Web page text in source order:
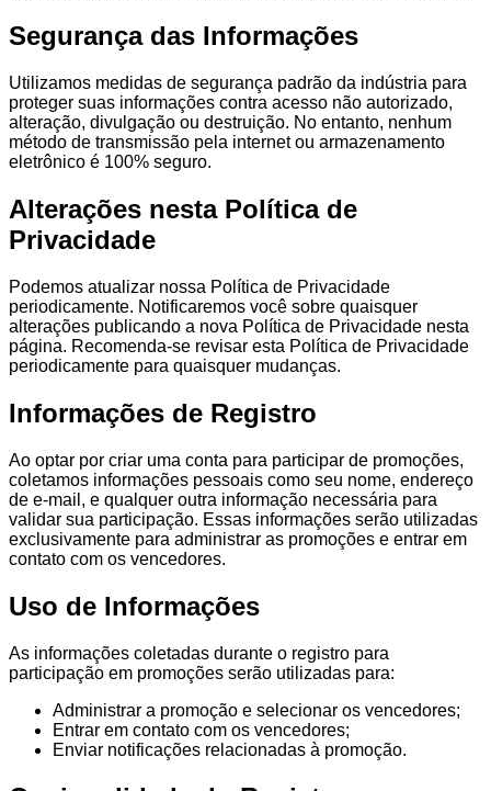
Segurança das Informações
Utilizamos medidas de segurança padrão da indústria para
proteger suas informações contra acesso não autorizado,
alteração, divulgação ou destruição. No entanto, nenhum
método de transmissão pela internet ou armazenamento
eletrônico é 100% seguro.
Alterações nesta Política de
Privacidade
Podemos atualizar nossa Política de Privacidade
periodicamente. Notificaremos você sobre quaisquer
alterações publicando a nova Política de Privacidade nesta
página. Recomenda-se revisar esta Política de Privacidade
periodicamente para quaisquer mudanças.
Informações de Registro
Ao optar por criar uma conta para participar de promoções,
coletamos informações pessoais como seu nome, endereço
de e-mail, e qualquer outra informação necessária para
validar sua participação. Essas informações serão utilizadas
exclusivamente para administrar as promoções e entrar em
contato com os vencedores.
Uso de Informações
As informações coletadas durante o registro para
participação em promoções serão utilizadas para:
Administrar a promoção e selecionar os vencedores;
Entrar em contato com os vencedores;
Enviar notificações relacionadas à promoção.